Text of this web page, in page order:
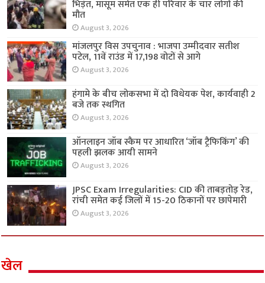
भिड़ंत, मासूम समेत एक ही परिवार के चार लोगों की
मौत
August 3, 2026
मांजलपुर विस उपचुनाव : भाजपा उम्मीदवार सतीश
पटेल, 11वें राउंड में 17,198 वोटों से आगे
August 3, 2026
हंगामे के बीच लोकसभा में दो विधेयक पेश, कार्यवाही 2
बजे तक स्थगित
August 3, 2026
ऑनलाइन जॉब स्कैम पर आधारित ‘जॉब ट्रैफिकिंग’ की
पहली झलक आयी सामने
August 3, 2026
JPSC Exam Irregularities: CID की ताबड़तोड़ रेड,
रांची समेत कई जिलों में 15-20 ठिकानों पर छापेमारी
August 3, 2026
खेल